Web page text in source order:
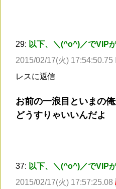
29: 以下、＼(^o^)／でVIP
2015/02/17(火) 17:54:50.75
レスに返信
お前の一浪目といまの
どうすりゃいいんだよ
37: 以下、＼(^o^)／でVIP
2015/02/17(火) 17:57:25.08